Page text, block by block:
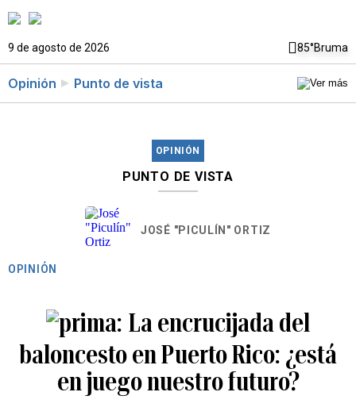
9 de agosto de 2026 85°Bruma
Opinión Punto de vista
OPINIÓN
PUNTO DE VISTA
JOSÉ "PICULÍN" ORTIZ
OPINIÓN
La encrucijada del
baloncesto en Puerto Rico: ¿está
en juego nuestro futuro?